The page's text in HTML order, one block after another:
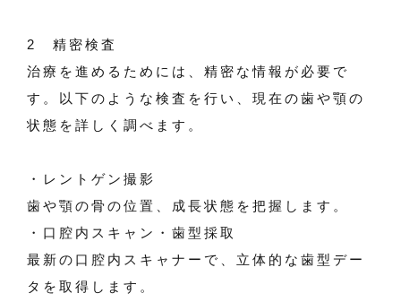
2 精密検査
治療を進めるためには、精密な情報が必要で
す。以下のような検査を行い、現在の歯や顎の
状態を詳しく調べます。
・レントゲン撮影
歯や顎の骨の位置、成長状態を把握します。
・口腔内スキャン・歯型採取
最新の口腔内スキャナーで、立体的な歯型デー
タを取得します。